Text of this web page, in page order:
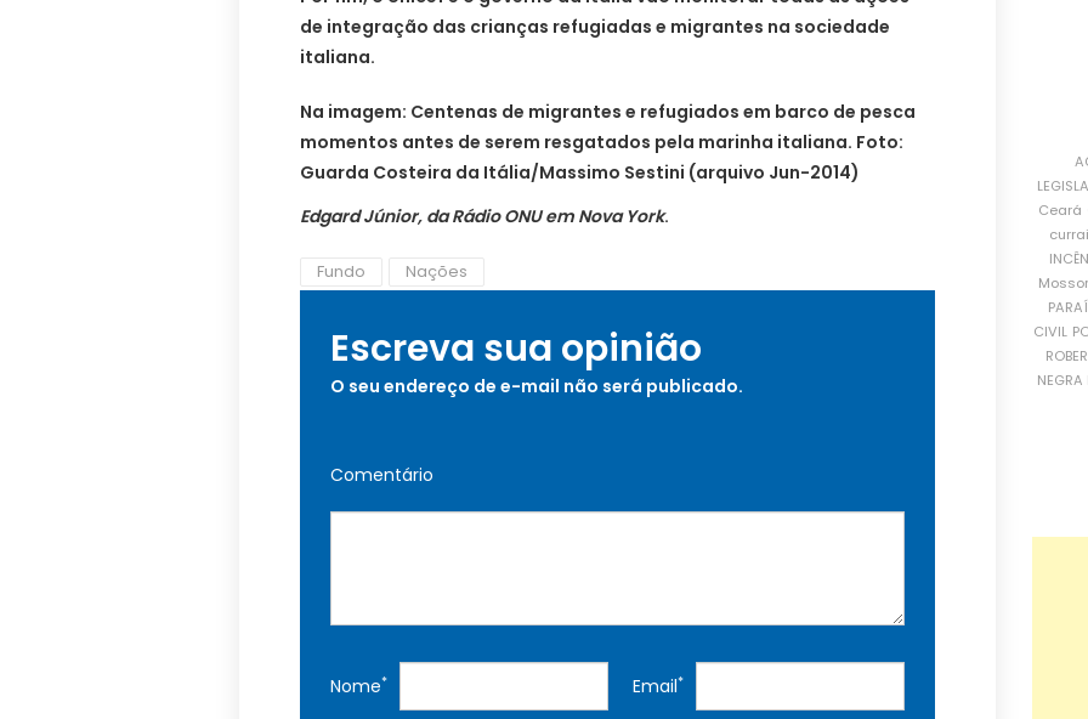
de integração das crianças refugiadas e migrantes na sociedade
italiana.
Na imagem: Centenas de migrantes e refugiados em barco de pesca
momentos antes de serem resgatados pela marinha italiana. Foto:
Guarda Costeira da Itália/Massimo Sestini (arquivo Jun-2014)
Edgard Júnior, da Rádio ONU em Nova York.
Fundo Nações
Escreva sua opinião
O seu endereço de e-mail não será publicado.
Comentário
Nome* Email*
Ceará
CIVIL
NEGRA